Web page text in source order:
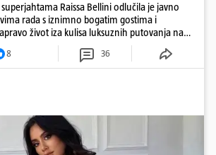
Raissa Bellini odlučila je javno
rada s iznimno bogatim gostima i
život iza kulisa luksuznih putovanja na
8 36